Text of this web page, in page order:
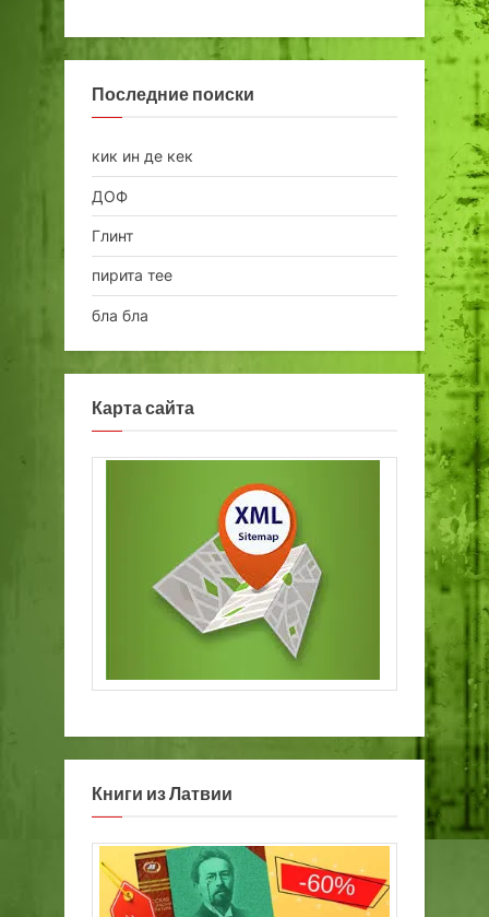
Последние поиски
кик ин де кек
ДОФ
Глинт
пирита тее
бла бла
Карта сайта
Книги из Латвии